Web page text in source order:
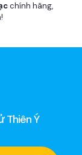
chính hãng,
Thiên Ý